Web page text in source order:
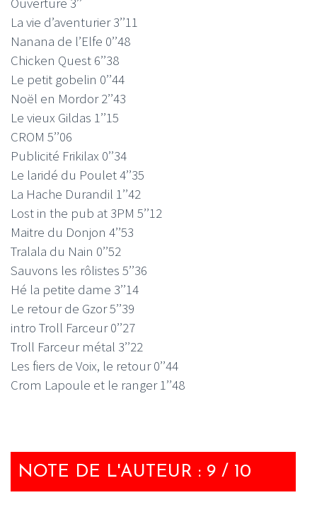
La vie d’aventurier 3’’11
Nanana de l’Elfe 0’’48
Chicken Quest 6’’38
Le petit gobelin 0’’44
Noël en Mordor 2’’43
Le vieux Gildas 1’’15
CROM 5’’06
Publicité Frikilax 0’’34
Le laridé du Poulet 4’’35
La Hache Durandil 1’’42
Lost in the pub at 3PM 5’’12
Maitre du Donjon 4’’53
Tralala du Nain 0’’52
Sauvons les rôlistes 5’’36
Hé la petite dame 3’’14
Le retour de Gzor 5’’39
intro Troll Farceur 0’’27
Troll Farceur métal 3’’22
Les fiers de Voix, le retour 0’’44
Crom Lapoule et le ranger 1’’48
NOTE DE L'AUTEUR : 9 / 10